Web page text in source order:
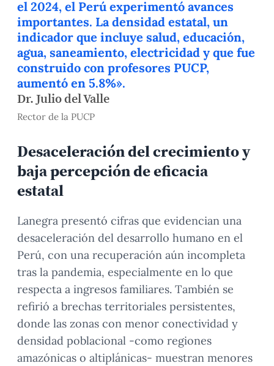
el 2024, el Perú experimentó avances
importantes. La densidad estatal, un
indicador que incluye salud, educación,
agua, saneamiento, electricidad y que fue
construido con profesores PUCP,
aumentó en 5.8%».
Dr. Julio del Valle
Rector de la PUCP
Desaceleración del crecimiento y
baja percepción de eficacia
estatal
Lanegra presentó cifras que evidencian una
desaceleración del desarrollo humano en el
Perú, con una recuperación aún incompleta
tras la pandemia, especialmente en lo que
respecta a ingresos familiares. También se
refirió a brechas territoriales persistentes,
donde las zonas con menor conectividad y
densidad poblacional -como regiones
amazónicas o altiplánicas- muestran menores